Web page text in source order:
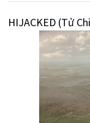
HIJACKED (Tử